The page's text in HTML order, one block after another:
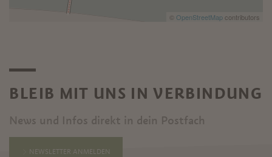
© OpenStreetMap contributors
BLEIB MIT UNS IN VERBINDUNG
News und Infos direkt in dein Postfach
NEWSLETTER ANMELDEN